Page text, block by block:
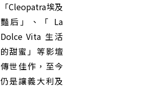
「Cleopatra埃及
豔后」、「 La
Dolce Vita 生活
的甜蜜」等影壇
傳世佳作，至今
仍是讓義大利及